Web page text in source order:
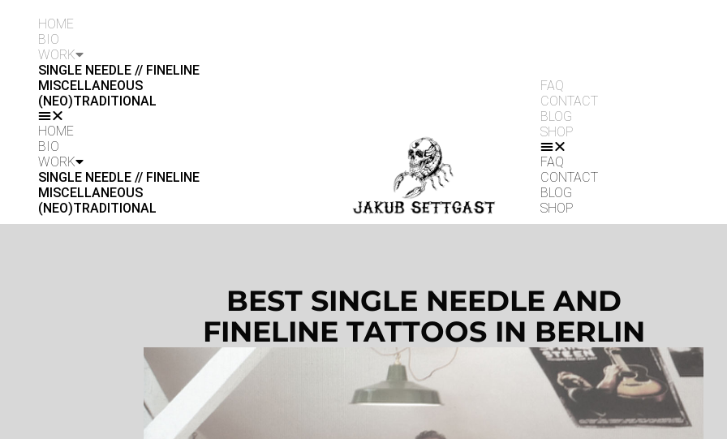
HOME
BIO
WORK
SINGLE NEEDLE // FINELINE
MISCELLANEOUS
(NEO)TRADITIONAL
HOME
BIO
WORK
SINGLE NEEDLE // FINELINE
MISCELLANEOUS
(NEO)TRADITIONAL
FAQ
CONTACT
BLOG
SHOP
FAQ
CONTACT
BLOG
SHOP
BEST SINGLE NEEDLE AND
FINELINE TATTOOS IN BERLIN